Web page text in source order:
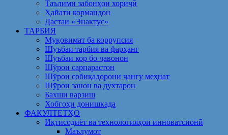
Таълими забонҳои хориҷӣ
Ҳайати кормандон
Дастаи «Энактус»
ТАРБИЯ
Муқовимат ба коррупсия
Шуъбаи тарбия ва фарҳанг
Шӯъбаи кор бо ҷавонон
Шўрои сарпарастон
Шўрои собиқадорони ҷангу меҳнат
Шӯрои занон ва духтарон
Бахши варзиш
Хобгоҳи донишкада
ФАКУЛТЕТҲО
Иқтисодиёт ва технологияҳои инноватсионӣ
Маълумот